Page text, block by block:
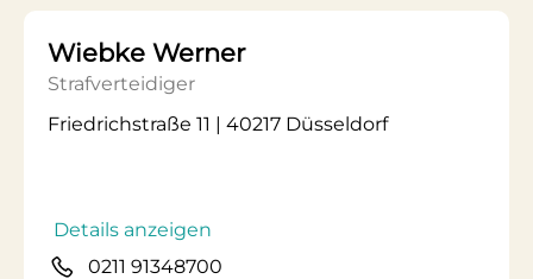
Wiebke Werner
Strafverteidiger
Friedrichstraße 11 | 40217 Düsseldorf
Details anzeigen
0211 91348700